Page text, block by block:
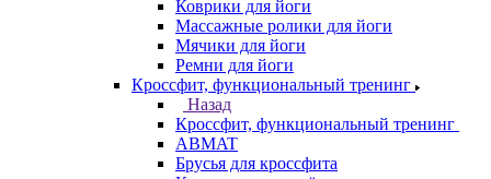
Коврики для йоги
Массажные ролики для йоги
Мячики для йоги
Ремни для йоги
Кроссфит, функциональный тренинг
Назад
Кроссфит, функциональный тренинг
ABMAT
Брусья для кроссфита